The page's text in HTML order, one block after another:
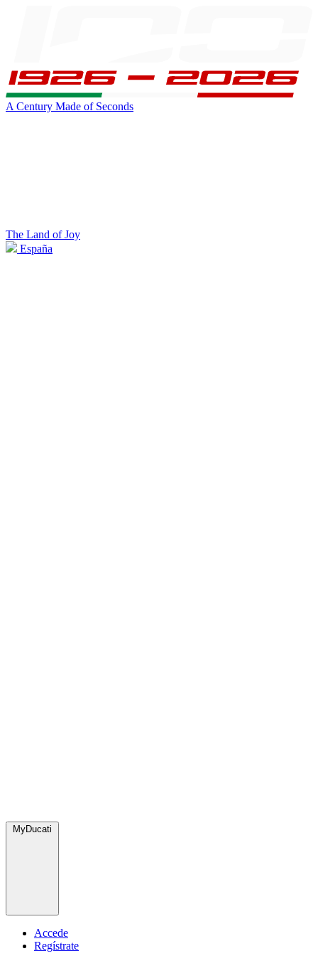
A Century Made of Seconds
The Land of Joy
España
MyDucati
Accede
Regístrate